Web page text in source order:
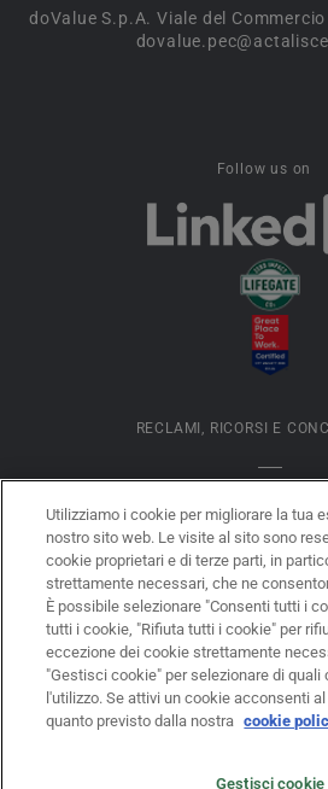
doValue S.p.A. Viale del
Follow us on
RECLAMI, RICORSI E
INFORMATIVA
DATI SOCIETARI
LEGAL
PRIVACY
Utilizziamo i cookie per migliorare la tua
nostro sito web. Le visite al sito sono
cookie proprietari e di terze parti, in
strettamente necessari, che ne
È possibile selezionare "Consenti tutti i
tutti i cookie, "Rifiuta tutti i cookie" per
eccezione dei cookie strettamente
"Gestisci cookie" per selezionare di
l'utilizzo. Se attivi un cookie acconsenti
quanto previsto dalla nostra cookie
Gestisci cookie